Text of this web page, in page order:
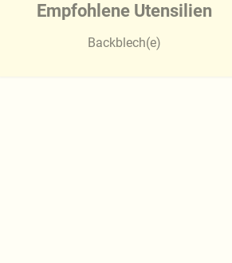
Empfohlene Utensilien
Backblech(e)